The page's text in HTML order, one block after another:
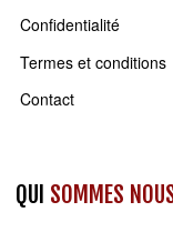
Confidentialité
Termes et conditions
Contact
QUI SOMMES